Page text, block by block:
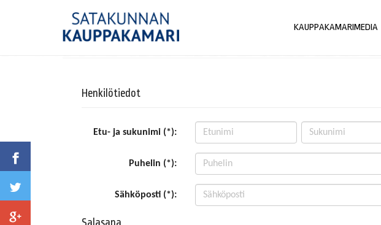
KAUPPAKAMARIMEDIA
Henkilötiedot
Etu- ja sukunimi (*):
Puhelin (*):
Sähköposti (*):
Salasana